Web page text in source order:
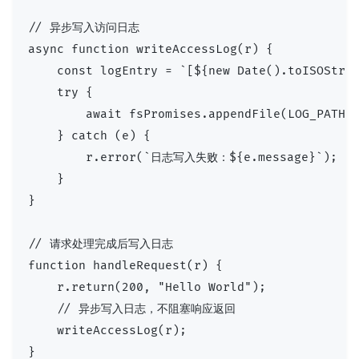
// 异步写入访问日志
async function writeAccessLog(r) {
const logEntry = `[${new
    try {
await
    } catch (e) {
        r.error(`日志写入失败：${e.message}`);
    }
}
// 请求处理完成后写入日志
function handleRequest(r) {
    r.return(200, "Hello World");
    // 异步写入日志，不阻塞响应返回
    writeAccessLog(r);
}